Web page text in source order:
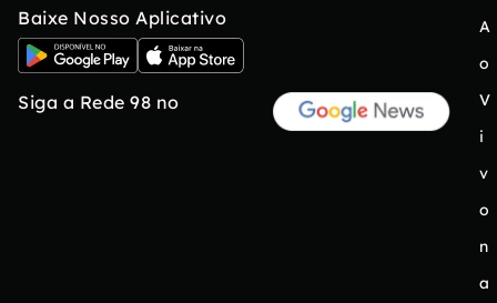
Baixe Nosso Aplicativo
Siga a Rede 98 no
A
o
V
i
v
o
n
a